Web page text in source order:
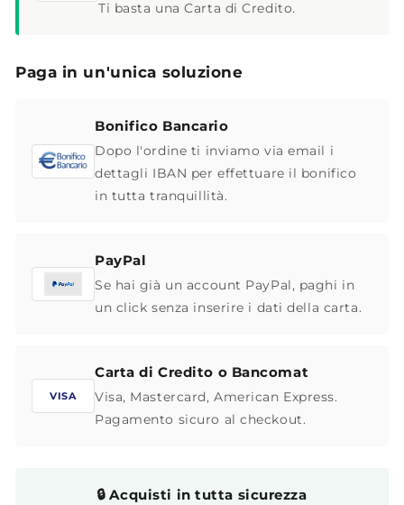
Ti basta una Carta di Credito.
Paga in un'unica soluzione
Bonifico Bancario
Dopo l'ordine ti inviamo via email i
dettagli IBAN per effettuare il bonifico
in tutta tranquillità.
PayPal
Se hai già un account PayPal, paghi in
un click senza inserire i dati della carta.
VISA
Carta di Credito o Bancomat
Visa, Mastercard, American Express.
Pagamento sicuro al checkout.
🔒 Acquisti in tutta sicurezza